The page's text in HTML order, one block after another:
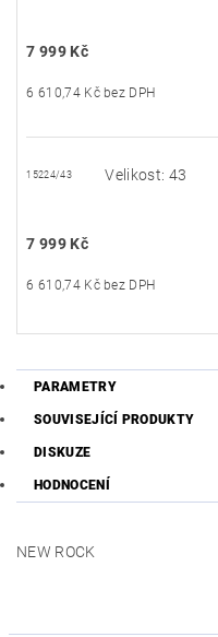
7 999 Kč
6 610,74 Kč bez DPH
15224/43 Velikost: 43
7 999 Kč
6 610,74 Kč bez DPH
PARAMETRY
SOUVISEJÍCÍ PRODUKTY
DISKUZE
HODNOCENÍ
NEW ROCK